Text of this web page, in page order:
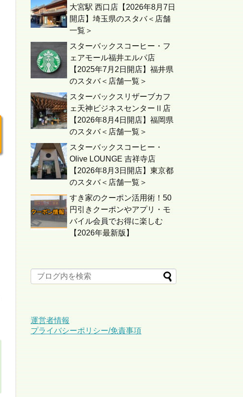
大宮駅 西口店【2026年8月7日
開店】埼玉県のスタバ＜店舗
一覧＞
スターバックスコーヒー・フ
ェアモール福井エルパ店
【2025年7月2日開店】福井県
のスタバ＜店舗一覧＞
スターバックスリザーブカフ
ェ天神ビジネスセンターⅡ店
【2026年8月4日開店】福岡県
のスタバ＜店舗一覧＞
スターバックスコーヒー・
Olive LOUNGE 吉祥寺店
【2026年8月3日開店】東京都
のスタバ＜店舗一覧＞
すき家のクーポン活用術！50
円引きクーポンやアプリ・モ
バイル会員でお得に楽しむ
【2026年最新版】
運営者情報
プライバシーポリシー/免責事項